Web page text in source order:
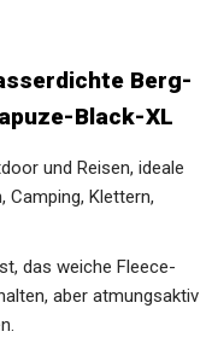
Berg-
Black-XL
und Reisen, ideale
Camping, Klettern,
das weiche Fleece-
aber atmungsaktiv